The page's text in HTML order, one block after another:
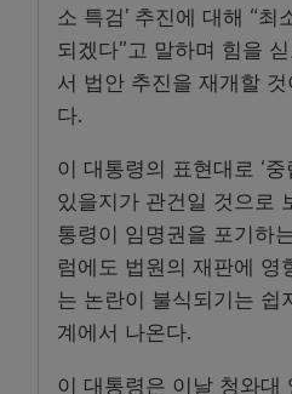
소 특검’ 추진에 대해 “
되겠다”고 말하며 힘을
서 법안 추진을 재개할
다.
이 대통령의 표현대로 ‘
있을지가 관건일 것으로
통령이 임명권을 포기하
럼에도 법원의 재판에 영
는 논란이 불식되기는 쉽
계에서 나온다.
이 대통령은 이날 청와대